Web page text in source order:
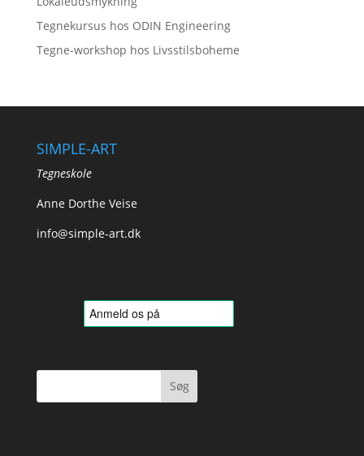
Tegnekursus hos ODIN Engineering
Tegne-workshop hos Livsstilsboheme
SIMPLE-ART
Tegneskole
Anne Dorthe Veise
info@simple-art.dk